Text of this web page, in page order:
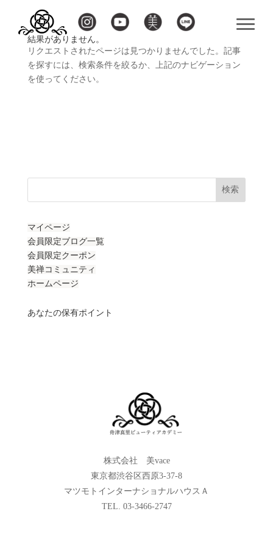
結果がありません。
リクエストされたページは見つかりませんでした。記事
を探すには、検索条件を絞るか、上記のナビゲーション
を使ってください。
検索
マイページ
会員限定ブログ一覧
会員限定クーポン
美禅コミュニティ
ホームページ
あなたの保有ポイント
株式会社 美vace
東京都渋谷区西原3-37-8
マツモトインターナショナルハウスＡ
TEL. 03-3466-2747